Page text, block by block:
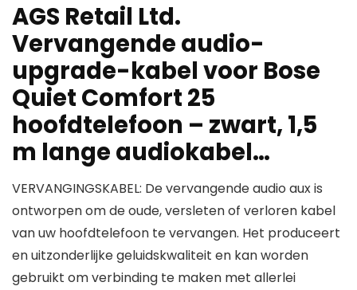
AGS Retail Ltd.
Vervangende audio-
upgrade-kabel voor Bose
Quiet Comfort 25
hoofdtelefoon – zwart, 1,5
m lange audiokabel…
VERVANGINGSKABEL: De vervangende audio aux is
ontworpen om de oude, versleten of verloren kabel
van uw hoofdtelefoon te vervangen. Het produceert
en uitzonderlijke geluidskwaliteit en kan worden
gebruikt om verbinding te maken met allerlei